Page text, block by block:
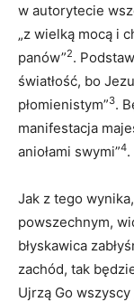
w autorytecie
„z wielką mocą i
panów”2.
światłość, bo
płomienistym”3.
manifestacja
aniołami swymi”4.
Jak z tego
powszechnym,
błyskawica
zachód, tak
Ujrzą Go